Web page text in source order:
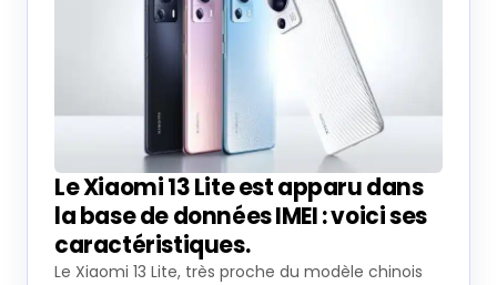
Le Xiaomi 13 Lite est apparu dans
la base de données IMEI : voici ses
caractéristiques.
Le Xiaomi 13 Lite, très proche du modèle chinois